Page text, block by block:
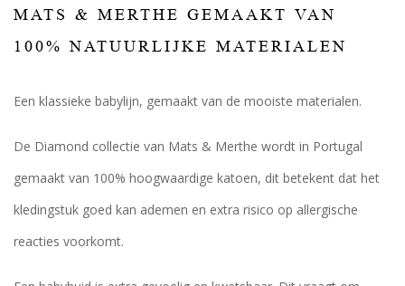
MATS & MERTHE GEMAAKT VAN
100% NATUURLIJKE MATERIALEN
Een klassieke babylijn, gemaakt van de mooiste materialen.
De Diamond collectie van Mats & Merthe wordt in Portugal
gemaakt van 100% hoogwaardige katoen, dit betekent dat het
kledingstuk goed kan ademen en extra risico op allergische
reacties voorkomt.